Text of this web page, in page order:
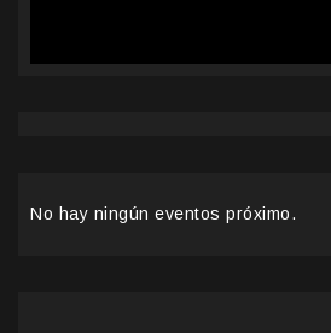
No hay ningún eventos próximo.